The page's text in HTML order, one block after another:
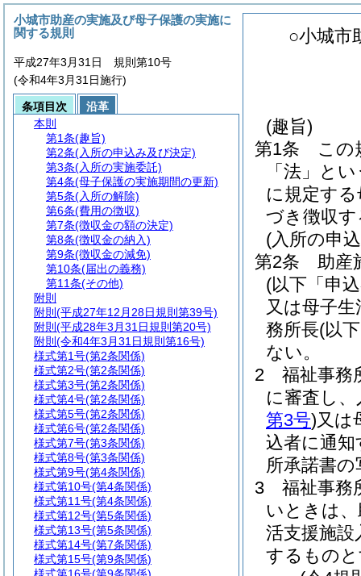
○小城市
(趣旨)
第1条
この
「法」と
に規定す
づき徴収
(入所の申
第2条
助産
(以下「申
又は母子
務所長(以
ない。
2
福祉事務
に審査し
第3号)又は
込者に通
所承諾書
3
福祉事務
いときは
活支援施設
するもの
小城市助産の実施及び母子保護の実施に
関する規則
平成27年3月31日 規則第10号
(令和4年3月31日施行)
条項目次
沿革
本則
第1条(趣旨)
第2条(入所の申込み及び決定)
第3条(入所の実施委託)
第4条(母子保護の実施期間の更新)
第5条(入所の解除)
第6条(費用の徴収)
第7条(徴収金の額の決定)
第8条(徴収金の納入)
第9条(徴収金の減免)
第10条(届出の義務)
第11条(その他)
附則
附則 (平成27年12月28日規則第39号)
附則 (平成28年3月31日規則第20号)
附則 (令和4年3月31日規則第16号)
様式第1号(第2条関係)
様式第2号(第2条関係)
様式第3号(第2条関係)
様式第4号(第2条関係)
様式第5号(第2条関係)
様式第6号(第2条関係)
様式第7号(第3条関係)
様式第8号(第3条関係)
様式第9号(第4条関係)
様式第10号(第4条関係)
様式第11号(第4条関係)
様式第12号(第5条関係)
様式第13号(第5条関係)
様式第14号(第7条関係)
様式第15号(第9条関係)